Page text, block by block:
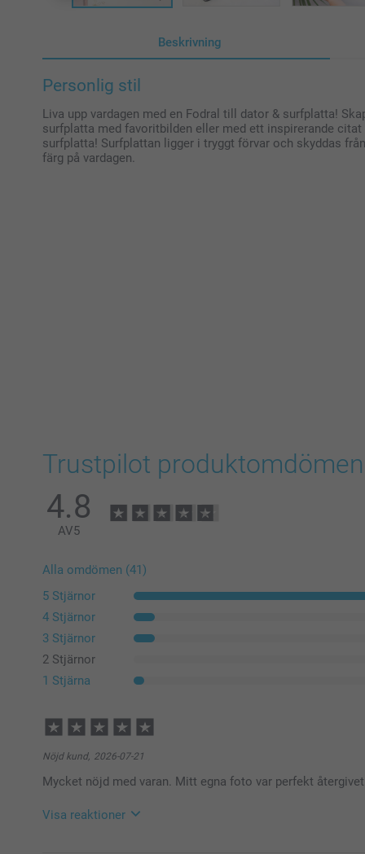
Beskrivning
Personlig stil
Liva upp vardagen med en Fodral till dator & surfplatta!
surfplatta med favoritbilden eller med ett inspirerande
surfplatta! Surfplattan ligger i tryggt förvar och skyddas
färg på vardagen.
Trustpilot produktomdömen
4.8
AV5
Alla omdömen (41)
5 Stjärnor
4 Stjärnor
3 Stjärnor
2 Stjärnor
1 Stjärna
Nöjd kund, 2026-07-21
Mycket nöjd med varan. Mitt egna foto var perfekt återgivet
Visa reaktioner